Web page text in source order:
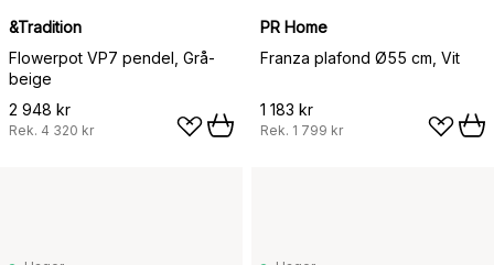
&Tradition
Flowerpot VP7 pendel, Grå-
beige
2 948 kr
Rek. 4 320 kr
PR Home
Franza plafond Ø55 cm, Vit
1 183 kr
Rek. 1 799 kr